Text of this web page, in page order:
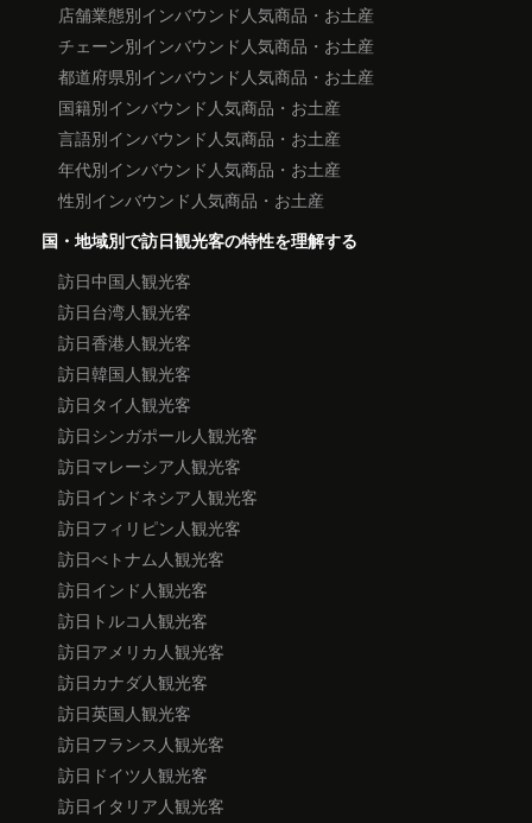
店舗業態別インバウンド人気商品・お土産
チェーン別インバウンド人気商品・お土産
都道府県別インバウンド人気商品・お土産
国籍別インバウンド人気商品・お土産
言語別インバウンド人気商品・お土産
年代別インバウンド人気商品・お土産
性別インバウンド人気商品・お土産
国・地域別で訪日観光客の特性を理解する
訪日中国人観光客
訪日台湾人観光客
訪日香港人観光客
訪日韓国人観光客
訪日タイ人観光客
訪日シンガポール人観光客
訪日マレーシア人観光客
訪日インドネシア人観光客
訪日フィリピン人観光客
訪日べトナム人観光客
訪日インド人観光客
訪日トルコ人観光客
訪日アメリカ人観光客
訪日カナダ人観光客
訪日英国人観光客
訪日フランス人観光客
訪日ドイツ人観光客
訪日イタリア人観光客